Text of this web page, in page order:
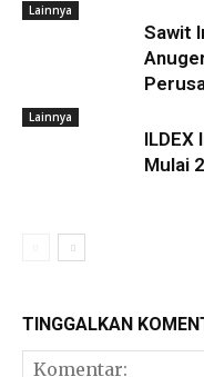
Lainnya
Sawit
Lainnya
ILDEX
Mulai
TINGGALKAN